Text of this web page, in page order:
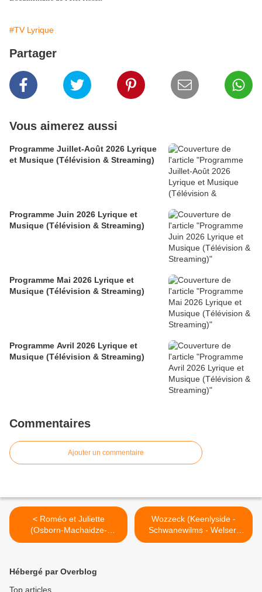
#TV Lyrique
Partager
Vous aimerez aussi
Programme Juillet-Août 2026 Lyrique
et Musique (Télévision & Streaming)
Programme Juin 2026 Lyrique et
Musique (Télévision & Streaming)
Programme Mai 2026 Lyrique et
Musique (Télévision & Streaming)
Programme Avril 2026 Lyrique et
Musique (Télévision & Streaming)
Commentaires
Ajouter un commentaire
< Roméo et Juliette
(Osborn-Machaidze-
Akzeybek-Pido) Bozar
Wozzeck (Keenlyside -
Schwanewilms - Welser-
Möst) Wien >
Hébergé par Overblog
Top articles